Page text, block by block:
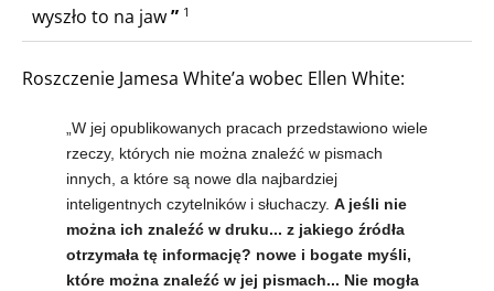
wyszło to na jaw” 1
Roszczenie Jamesa White’a wobec Ellen White:
„W jej opublikowanych pracach przedstawiono wiele
rzeczy, których nie można znaleźć w pismach
innych, a które są nowe dla najbardziej
inteligentnych czytelników i słuchaczy. A jeśli nie
można ich znaleźć w druku... z jakiego źródła
otrzymała tę informację? nowe i bogate myśli,
które można znaleźć w jej pismach... Nie mogła